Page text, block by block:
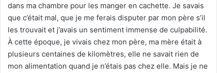
dans ma chambre pour les manger en cachette. Je savais
que c’était mal, que je me ferais disputer par mon père s’il
les trouvait et j’avais un sentiment immense de culpabilité.
À cette époque, je vivais chez mon père, ma mère était à
plusieurs centaines de kilomètres, elle ne savait rien de
mon alimentation quand je n’étais pas chez elle. Mais je ne